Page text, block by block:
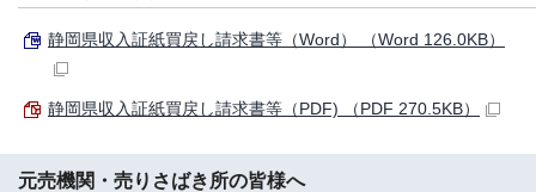
静岡県収入証紙買戻し請求書等（Word） （Word 126.0KB）
静岡県収入証紙買戻し請求書等（PDF) （PDF 270.5KB）
元売機関・売りさばき所の皆様へ